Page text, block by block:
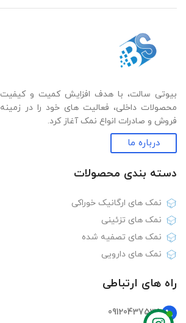
بیوتی سالت، با هدف افزایش کمیت و کیفیت
محصولات داخلی، فعالیت های خود را در زمینه
فروش و صادرات انواع نمک آغاز کرد.
درباره ما
دسته بندی‌ محصولات
نمک های ارگانیک خوراکی
نمک های تزئینی
نمک های تصفیه شده
نمک های دارویی
راه های ارتباطی
09120437535